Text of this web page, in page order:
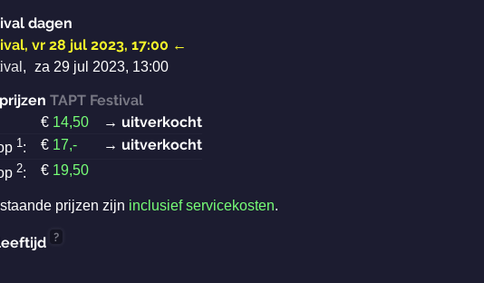
dagen
, vr 28 jul 2023, 17:00 ←
, za 29 jul 2023, 13:00
TAPT Festival
€ 14,50 → uitverkocht
1: € 17,- → uitverkocht
2: € 19,50
prijzen zijn inclusief servicekosten.
?